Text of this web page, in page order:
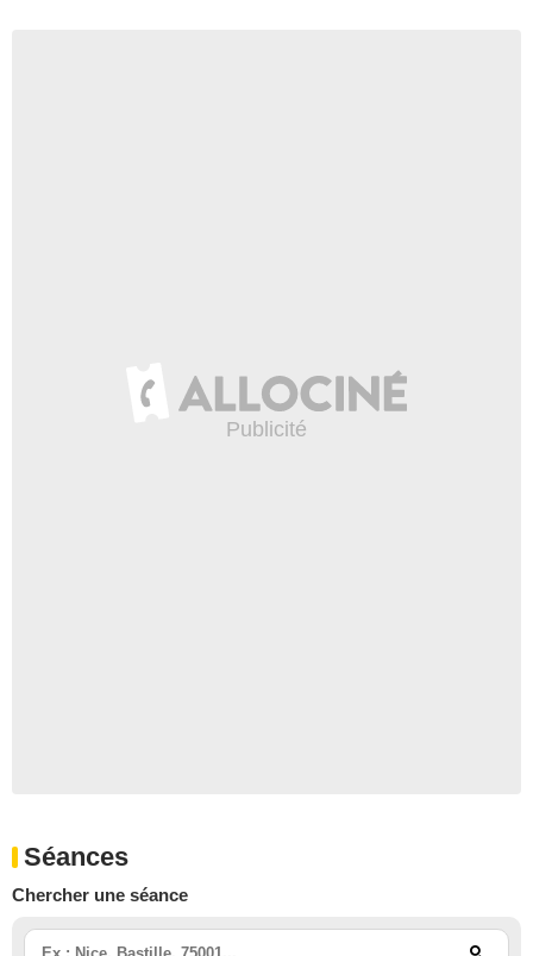
Séances
Chercher une séance